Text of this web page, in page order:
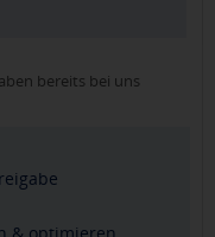
bereits bei uns